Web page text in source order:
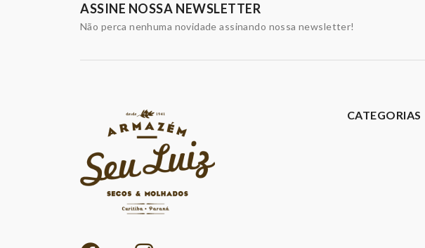
ASSINE NOSSA NEWSLETTER
Não perca nenhuma novidade assinando nossa newsletter!
CATEGORIAS